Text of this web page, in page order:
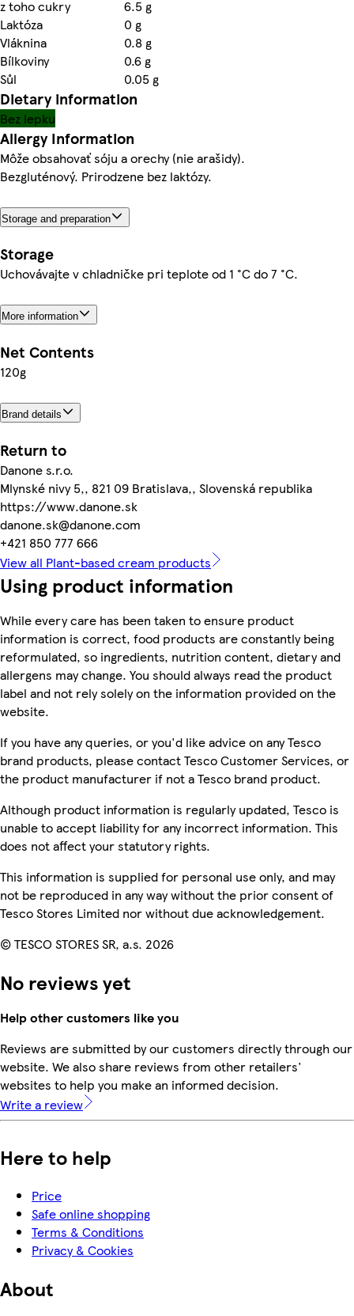
z toho cukry
6.5 g
Laktóza
0 g
Vláknina
0.8 g
Bílkoviny
0.6 g
Sůl
0.05 g
Dietary information
Bez lepku
Allergy Information
Môže obsahovať sóju a orechy (nie arašidy).
Bezgluténový. Prirodzene bez laktózy.
Storage and preparation
Storage
Uchovávajte v chladničke pri teplote od 1 °C do 7 °C.
More information
Net Contents
120g
Brand details
Return to
Danone s.r.o.
Mlynské nivy 5,, 821 09 Bratislava,, Slovenská republika
https://www.danone.sk
danone.sk@danone.com
+421 850 777 666
View all Plant-based cream products
Using product information
While every care has been taken to ensure product
information is correct, food products are constantly being
reformulated, so ingredients, nutrition content, dietary and
allergens may change. You should always read the product
label and not rely solely on the information provided on the
website.
If you have any queries, or you'd like advice on any Tesco
brand products, please contact Tesco Customer Services, or
the product manufacturer if not a Tesco brand product.
Although product information is regularly updated, Tesco is
unable to accept liability for any incorrect information. This
does not affect your statutory rights.
This information is supplied for personal use only, and may
not be reproduced in any way without the prior consent of
Tesco Stores Limited nor without due acknowledgement.
© TESCO STORES SR, a.s. 2026
No reviews yet
Help other customers like you
Reviews are submitted by our customers directly through our
website. We also share reviews from other retailers'
websites to help you make an informed decision.
Write a review
Here to help
Price
Safe online shopping
Terms & Conditions
Privacy & Cookies
About